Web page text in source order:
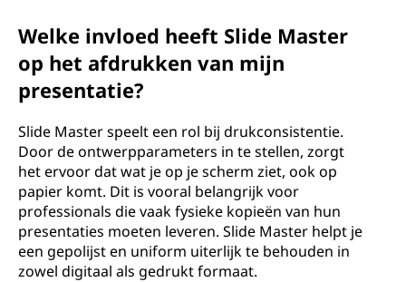
Welke invloed heeft Slide Master
op het afdrukken van mijn
presentatie?
Slide Master speelt een rol bij drukconsistentie.
Door de ontwerpparameters in te stellen, zorgt
het ervoor dat wat je op je scherm ziet, ook op
papier komt. Dit is vooral belangrijk voor
professionals die vaak fysieke kopieën van hun
presentaties moeten leveren. Slide Master helpt je
een gepolijst en uniform uiterlijk te behouden in
zowel digitaal als gedrukt formaat.